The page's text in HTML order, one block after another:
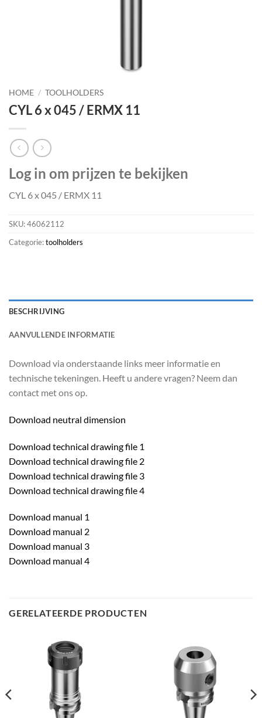
HOME / TOOLHOLDERS
CYL 6 x 045 / ERMX 11
Log in om prijzen te bekijken
CYL 6 x 045 / ERMX 11
SKU:46062112
Categorie:toolholders
BESCHRIJVING
AANVULLENDE INFORMATIE
Download via onderstaande links meer informatie en
technische tekeningen. Heeft u andere vragen? Neem dan
contact met ons op.
Download neutral dimension
Download technical drawing file 1
Download technical drawing file 2
Download technical drawing file 3
Download technical drawing file 4
Download manual 1
Download manual 2
Download manual 3
Download manual 4
GERELATEERDE PRODUCTEN